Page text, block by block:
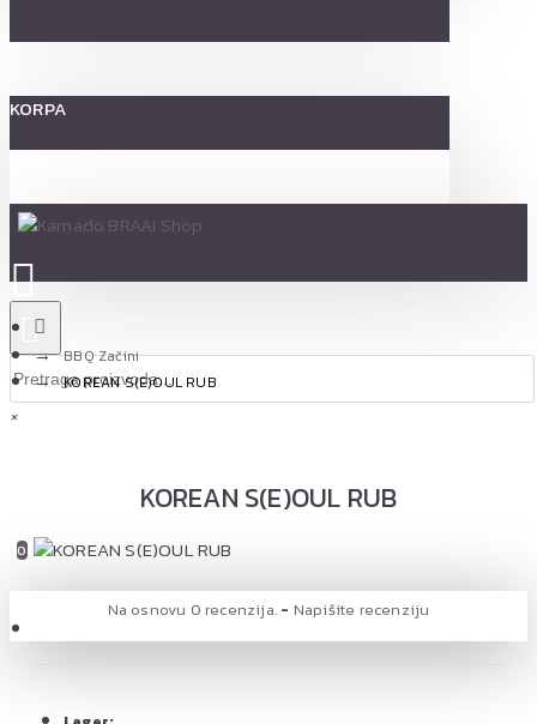
KORPA
×
0 proizvod(a) - 0,00 RSD
0
Vaša korpa je još uvek prazna!
BBQ Začini
KOREAN S(E)OUL RUB
KOREAN S(E)OUL RUB
Na osnovu 0 recenzija. - Napišite recenziju